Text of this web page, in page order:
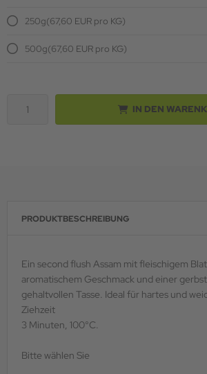
250g(67,60 EUR pro KG)
500g(67,60 EUR pro KG)
IN DEN
PRODUKTBESCHREIBUNG
Ein second flush Assam mit fleischigem
aromatischem Geschmack und einer
gehaltvollen Tasse. Ideal für hartes und
Ziehzeit
3 Minuten, 100°C.
Bitte wählen Sie